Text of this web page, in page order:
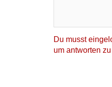
Du musst
um antworten